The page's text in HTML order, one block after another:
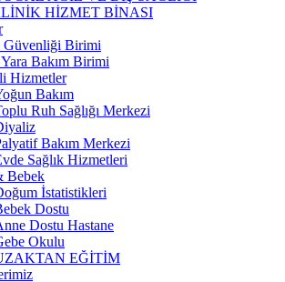
HİZMET BİNASI
Güvenliği Birimi
Bakım Birimi
Hizmetler
Bakım
Ruh Sağlığı Merkezi
Bakım Merkezi
Sağlık Hizmetleri
Bebek
İstatistikleri
Dostu
Dostu Hastane
Okulu
EĞİTİM